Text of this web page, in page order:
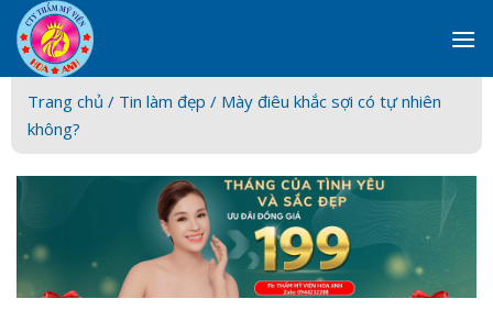
Skip
to
content
Trang chủ / Tin làm đẹp / Mày điêu khắc sợi có tự nhiên
không?